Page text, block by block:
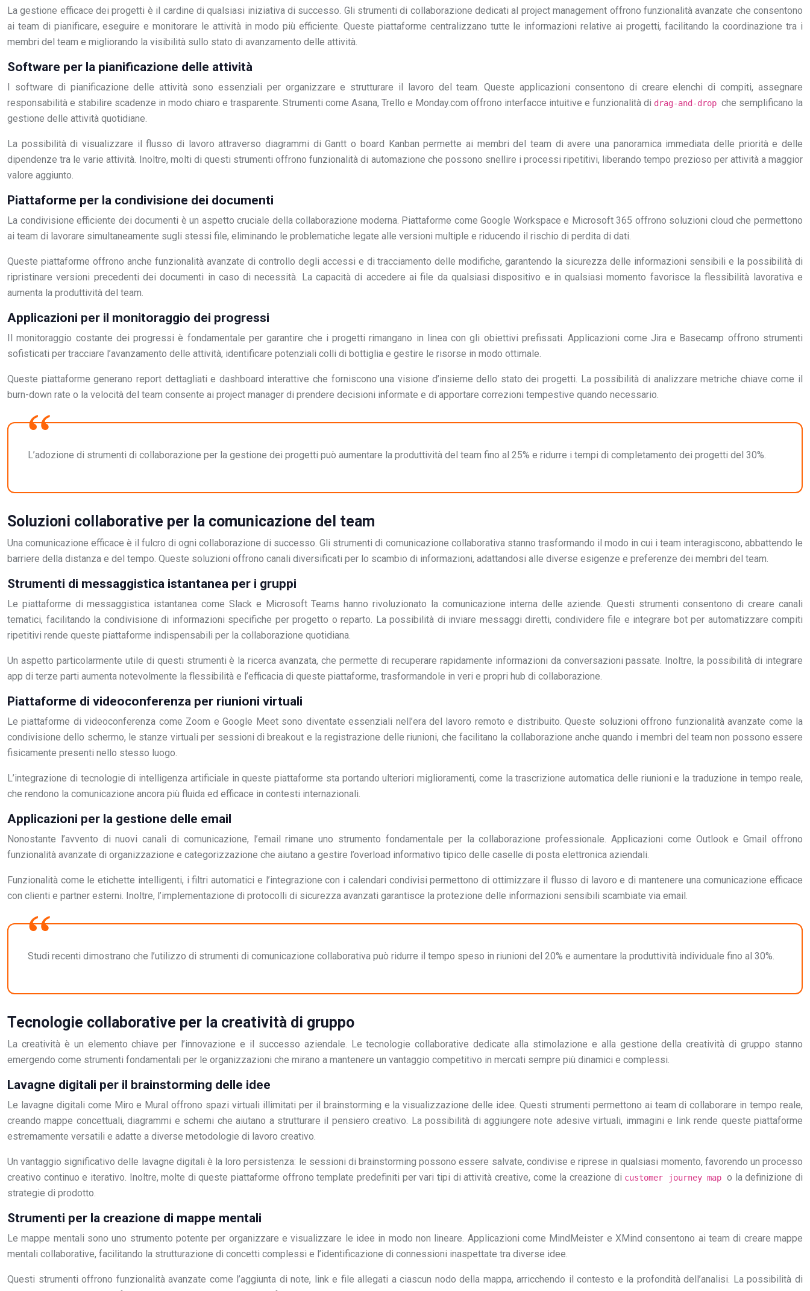
La gestione efficace dei progetti è il cardine di qualsiasi iniziativa di successo. Gli strumenti di collaborazione dedicati al project management offrono funzionalità avanzate che consentono
ai team di pianificare, eseguire e monitorare le attività in modo più efficiente. Queste piattaforme centralizzano tutte le informazioni relative ai progetti, facilitando la coordinazione tra i
membri del team e migliorando la visibilità sullo stato di avanzamento delle attività.
Software per la pianificazione delle attività
I software di pianificazione delle attività sono essenziali per organizzare e strutturare il lavoro del team. Queste applicazioni consentono di creare elenchi di compiti, assegnare
responsabilità e stabilire scadenze in modo chiaro e trasparente. Strumenti come Asana, Trello e Monday.com offrono interfacce intuitive e funzionalità di drag-and-drop che semplificano la
gestione delle attività quotidiane.
La possibilità di visualizzare il flusso di lavoro attraverso diagrammi di Gantt o board Kanban permette ai membri del team di avere una panoramica immediata delle priorità e delle
dipendenze tra le varie attività. Inoltre, molti di questi strumenti offrono funzionalità di automazione che possono snellire i processi ripetitivi, liberando tempo prezioso per attività a maggior
valore aggiunto.
Piattaforme per la condivisione dei documenti
La condivisione efficiente dei documenti è un aspetto cruciale della collaborazione moderna. Piattaforme come Google Workspace e Microsoft 365 offrono soluzioni cloud che permettono
ai team di lavorare simultaneamente sugli stessi file, eliminando le problematiche legate alle versioni multiple e riducendo il rischio di perdita di dati.
Queste piattaforme offrono anche funzionalità avanzate di controllo degli accessi e di tracciamento delle modifiche, garantendo la sicurezza delle informazioni sensibili e la possibilità di
ripristinare versioni precedenti dei documenti in caso di necessità. La capacità di accedere ai file da qualsiasi dispositivo e in qualsiasi momento favorisce la flessibilità lavorativa e
aumenta la produttività del team.
Applicazioni per il monitoraggio dei progressi
Il monitoraggio costante dei progressi è fondamentale per garantire che i progetti rimangano in linea con gli obiettivi prefissati. Applicazioni come Jira e Basecamp offrono strumenti
sofisticati per tracciare l’avanzamento delle attività, identificare potenziali colli di bottiglia e gestire le risorse in modo ottimale.
Queste piattaforme generano report dettagliati e dashboard interattive che forniscono una visione d’insieme dello stato dei progetti. La possibilità di analizzare metriche chiave come il
burn-down rate o la velocità del team consente ai project manager di prendere decisioni informate e di apportare correzioni tempestive quando necessario.
L’adozione di strumenti di collaborazione per la gestione dei progetti può aumentare la produttività del team fino al 25% e ridurre i tempi di completamento dei progetti del 30%.
Soluzioni collaborative per la comunicazione del team
Una comunicazione efficace è il fulcro di ogni collaborazione di successo. Gli strumenti di comunicazione collaborativa stanno trasformando il modo in cui i team interagiscono, abbattendo le
barriere della distanza e del tempo. Queste soluzioni offrono canali diversificati per lo scambio di informazioni, adattandosi alle diverse esigenze e preferenze dei membri del team.
Strumenti di messaggistica istantanea per i gruppi
Le piattaforme di messaggistica istantanea come Slack e Microsoft Teams hanno rivoluzionato la comunicazione interna delle aziende. Questi strumenti consentono di creare canali
tematici, facilitando la condivisione di informazioni specifiche per progetto o reparto. La possibilità di inviare messaggi diretti, condividere file e integrare bot per automatizzare compiti
ripetitivi rende queste piattaforme indispensabili per la collaborazione quotidiana.
Un aspetto particolarmente utile di questi strumenti è la ricerca avanzata, che permette di recuperare rapidamente informazioni da conversazioni passate. Inoltre, la possibilità di integrare
app di terze parti aumenta notevolmente la flessibilità e l’efficacia di queste piattaforme, trasformandole in veri e propri hub di collaborazione.
Piattaforme di videoconferenza per riunioni virtuali
Le piattaforme di videoconferenza come Zoom e Google Meet sono diventate essenziali nell’era del lavoro remoto e distribuito. Queste soluzioni offrono funzionalità avanzate come la
condivisione dello schermo, le stanze virtuali per sessioni di breakout e la registrazione delle riunioni, che facilitano la collaborazione anche quando i membri del team non possono essere
fisicamente presenti nello stesso luogo.
L’integrazione di tecnologie di intelligenza artificiale in queste piattaforme sta portando ulteriori miglioramenti, come la trascrizione automatica delle riunioni e la traduzione in tempo reale,
che rendono la comunicazione ancora più fluida ed efficace in contesti internazionali.
Applicazioni per la gestione delle email
Nonostante l’avvento di nuovi canali di comunicazione, l’email rimane uno strumento fondamentale per la collaborazione professionale. Applicazioni come Outlook e Gmail offrono
funzionalità avanzate di organizzazione e categorizzazione che aiutano a gestire l’overload informativo tipico delle caselle di posta elettronica aziendali.
Funzionalità come le etichette intelligenti, i filtri automatici e l’integrazione con i calendari condivisi permettono di ottimizzare il flusso di lavoro e di mantenere una comunicazione efficace
con clienti e partner esterni. Inoltre, l’implementazione di protocolli di sicurezza avanzati garantisce la protezione delle informazioni sensibili scambiate via email.
Studi recenti dimostrano che l’utilizzo di strumenti di comunicazione collaborativa può ridurre il tempo speso in riunioni del 20% e aumentare la produttività individuale fino al 30%.
Tecnologie collaborative per la creatività di gruppo
La creatività è un elemento chiave per l’innovazione e il successo aziendale. Le tecnologie collaborative dedicate alla stimolazione e alla gestione della creatività di gruppo stanno
emergendo come strumenti fondamentali per le organizzazioni che mirano a mantenere un vantaggio competitivo in mercati sempre più dinamici e complessi.
Lavagne digitali per il brainstorming delle idee
Le lavagne digitali come Miro e Mural offrono spazi virtuali illimitati per il brainstorming e la visualizzazione delle idee. Questi strumenti permettono ai team di collaborare in tempo reale,
creando mappe concettuali, diagrammi e schemi che aiutano a strutturare il pensiero creativo. La possibilità di aggiungere note adesive virtuali, immagini e link rende queste piattaforme
estremamente versatili e adatte a diverse metodologie di lavoro creativo.
Un vantaggio significativo delle lavagne digitali è la loro persistenza: le sessioni di brainstorming possono essere salvate, condivise e riprese in qualsiasi momento, favorendo un processo
creativo continuo e iterativo. Inoltre, molte di queste piattaforme offrono template predefiniti per vari tipi di attività creative, come la creazione di customer journey mapo la definizione di
strategie di prodotto.
Strumenti per la creazione di mappe mentali
Le mappe mentali sono uno strumento potente per organizzare e visualizzare le idee in modo non lineare. Applicazioni come MindMeister e XMind consentono ai team di creare mappe
mentali collaborative, facilitando la strutturazione di concetti complessi e l’identificazione di connessioni inaspettate tra diverse idee.
Questi strumenti offrono funzionalità avanzate come l’aggiunta di note, link e file allegati a ciascun nodo della mappa, arricchendo il contesto e la profondità dell’analisi. La possibilità di